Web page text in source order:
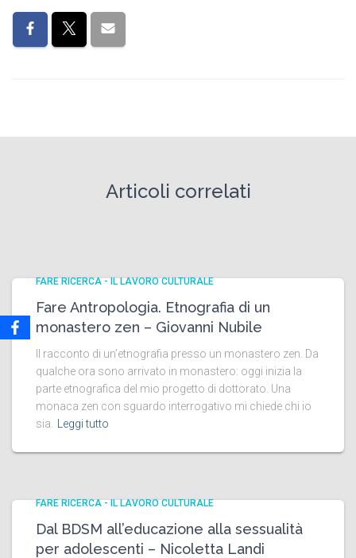
Articoli correlati
FARE RICERCA - IL LAVORO CULTURALE
Fare Antropologia. Etnografia di un
monastero zen – Giovanni Nubile
Il racconto di un’etnografia presso un monastero zen. Da
qualche ora sono arrivato in monastero: oggi inizia la
parte etnografica del mio progetto di dottorato. Una
monaca zen con sguardo interrogativo mi chiede chi io
sia.
Leggi tutto
FARE RICERCA - IL LAVORO CULTURALE
Dal BDSM all’educazione alla sessualità
per adolescenti – Nicoletta Landi